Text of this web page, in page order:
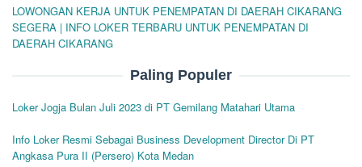
LOWONGAN KERJA UNTUK PENEMPATAN DI DAERAH CIKARANG
SEGERA | INFO LOKER TERBARU UNTUK PENEMPATAN DI
DAERAH CIKARANG
Paling Populer
Loker Jogja Bulan Juli 2023 di PT Gemilang Matahari Utama
Info Loker Resmi Sebagai Business Development Director Di PT
Angkasa Pura II (Persero) Kota Medan